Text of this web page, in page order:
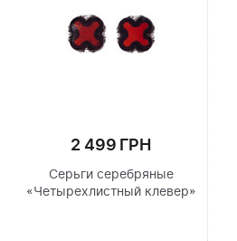
2 499 ГРН
Серьги серебряные
«Четырехлистный клевер»